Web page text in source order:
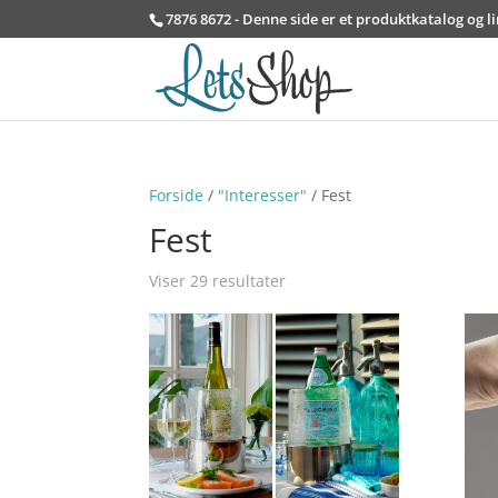
7876 8672 - Denne side er et produktkatalog
Forside / "Interesser" / Fest
Fest
Viser 29 resultater